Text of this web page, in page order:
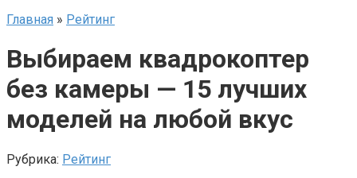
Главная » Рейтинг
Выбираем квадрокоптер
без камеры — 15 лучших
моделей на любой вкус
Рубрика: Рейтинг